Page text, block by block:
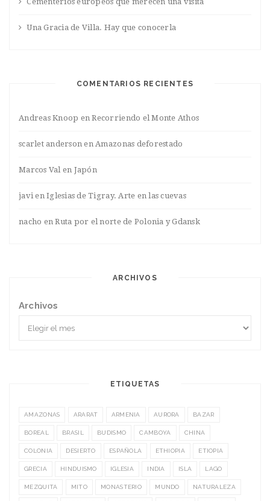
Una Gracia de Villa. Hay que conocerla
COMENTARIOS RECIENTES
Andreas Knoop enRecorriendo el Monte Athos
scarlet anderson enAmazonas deforestado
Marcos Valen Japón
javienIglesias de Tigray. Arte en las cuevas
nacho enRuta por el norte de Polonia y Gdansk
ARCHIVOS
Archivos
ETIQUETAS
AMAZONAS ARARAT ARMENIA AURORA BAZAR
BOREAL BRASIL BUDISMO CAMBOYA CHINA
COLONIA DESIERTO ESPAÑOLA ETHIOPIA ETIOPIA
GRECIA HINDUISMO IGLESIA INDIA ISLA LAGO
MEZQUITA MITO MONASTERIO MUNDO NATURALEZA